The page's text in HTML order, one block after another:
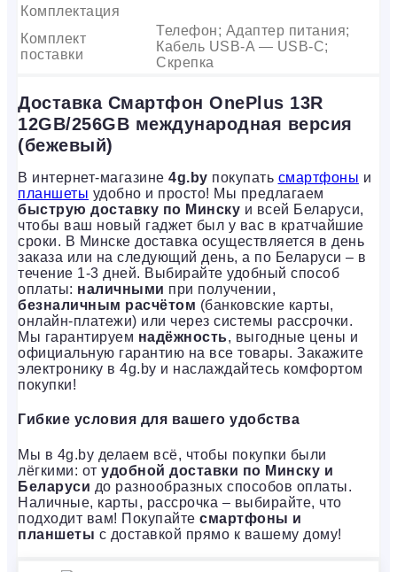
Комплектация
Комплект
поставки
Телефон; Адаптер питания;
Кабель USB-A — USB-C;
Скрепка
Доставка Смартфон OnePlus 13R
12GB/256GB международная версия
(бежевый)
В интернет-магазине 4g.by покупать смартфоны и
планшеты удобно и просто! Мы предлагаем
быструю доставку по Минску и всей Беларуси,
чтобы ваш новый гаджет был у вас в кратчайшие
сроки. В Минске доставка осуществляется в день
заказа или на следующий день, а по Беларуси – в
течение 1-3 дней. Выбирайте удобный способ
оплаты: наличными при получении,
безналичным расчётом (банковские карты,
онлайн-платежи) или через системы рассрочки.
Мы гарантируем надёжность, выгодные цены и
официальную гарантию на все товары. Закажите
электронику в 4g.by и наслаждайтесь комфортом
покупки!
Гибкие условия для вашего удобства
Мы в 4g.by делаем всё, чтобы покупки были
лёгкими: от удобной доставки по Минску и
Беларуси до разнообразных способов оплаты.
Наличные, карты, рассрочка – выбирайте, что
подходит вам! Покупайте смартфоны и
планшеты с доставкой прямо к вашему дому!